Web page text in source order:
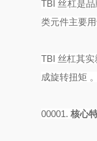
TBI 丝杠是
类元件主要
TBI 丝杠其
成旋转扭矩 。‌‌‌
00001.核心